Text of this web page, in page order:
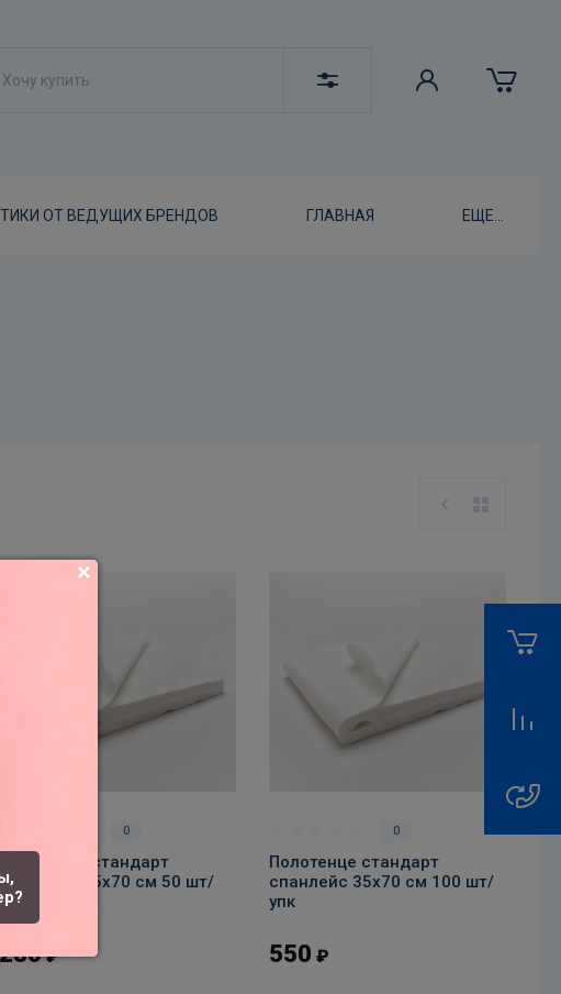
ОТ ВЕДУЩИХ БРЕНДОВ ГЛАВНАЯ ЕЩЕ...
0
Полотенце стандарт
спанлейс 35х70 см 50 шт/
упк
280 ₽
0
Полотенце стандарт
спанлейс 35х70 см 100 шт/
упк
550 ₽